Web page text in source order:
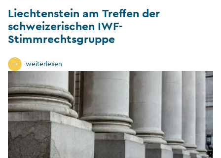
Liechtenstein am Treffen der
schweizerischen IWF-
Stimmrechtsgruppe
weiterlesen